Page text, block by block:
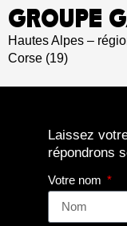
GROUPE
Hautes Alpes –
Corse (19)
Laissez
répondrons
Votre nom